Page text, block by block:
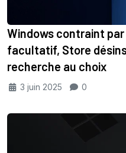
Windows contraint par
facultatif, Store
recherche au choix
3 juin 2025 0